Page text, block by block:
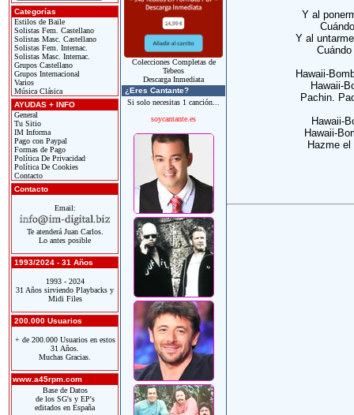
Categorías
Estilos de Baile
Solistas Fem. Castellano
Solistas Masc. Castellano
Solistas Fem. Internac.
Solistas Masc. Internac.
Grupos Castellano
Grupos Internacional
Varios
Música Clásica
AYUDAS + INFO
General
Tu Sitio
IM Informa
Pago con Paypal
Formas de Pago
Política De Privacidad
Política De Cookies
Contacto
Contacto
Email:
Te atenderá Juan Carlos.
Lo antes posible
1993/2024 - 31 Años
1993 - 2024
31 Años sirviendo Playbacks y
Midi Files
200.000 Usuarios
+ de 200.000 Usuarios en estos
31 Años.
Muchas Gracias.
www.a45rpm.com
Base de Datos
de los SG's y EP's
editados en España
Colecciones Completas de
Tebeos
Descarga Inmediata
¿Eres Cantante?
Si solo necesitas 1 canción...
soycantante.es
Y al
Y al
Hawaii-
Hawaii-
Pachin.
Hawaii-
Hawaii-
Hazme